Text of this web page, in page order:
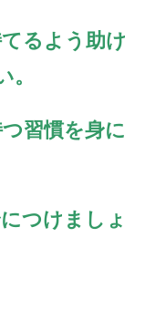
るよう助け
習慣を身に
つけましょ